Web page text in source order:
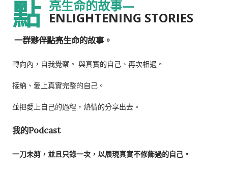
點 亮生命的故事—
ENLIGHTENING STORIES
一群夥伴點亮生命的故事。
轉向內，自我覺察。 與真實的自己、再次相遇。
接納、愛上真實完整的自己。
並把愛上自己的過程，熱情的分享出去。
我的Podcast
一刀未剪，並且只錄一次，以展現真實不修飾過的自己。